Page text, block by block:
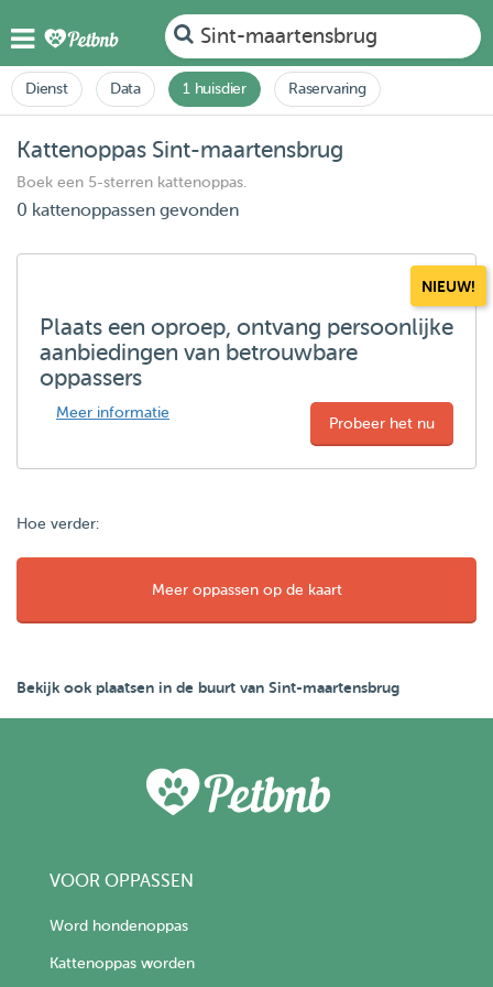
Sint-maartensbrug
Dienst Data 1 huisdier Raservaring
Kattenoppas Sint-maartensbrug
Boek een 5-sterren kattenoppas.
0 kattenoppassen gevonden
NIEUW!
Plaats een oproep, ontvang persoonlijke
aanbiedingen van betrouwbare
oppassers
Meer informatie
Probeer het nu
Hoe verder:
Meer oppassen op de kaart
Bekijk ook plaatsen in de buurt van Sint-maartensbrug
VOOR OPPASSEN
Word hondenoppas
Kattenoppas worden